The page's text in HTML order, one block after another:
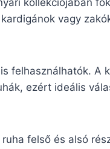
kollekciójában
vagy
felhasználhatók. A
ezért ideális
felső és alsó